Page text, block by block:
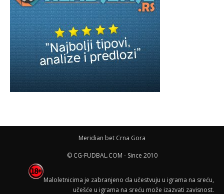
Meridian bet Crna Gora
© CG-FUDBAL.COM - Since 2010
Maloletnicima je zabranjeno da učestvuju u igrama na sreću,
učešće u igrama na sreću može izazvati zavisnost.